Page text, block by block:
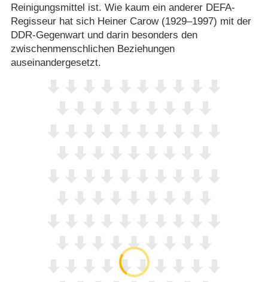
Reinigungsmittel ist. Wie kaum ein anderer DEFA-
Regisseur hat sich Heiner Carow (1929⁠–⁠1997) mit der
DDR-Gegenwart und darin besonders den
zwischenmenschlichen Beziehungen
auseinandergesetzt.